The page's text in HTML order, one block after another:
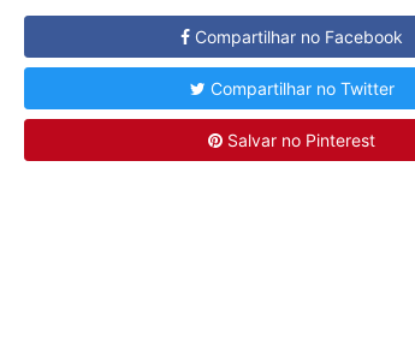
Compartilhar no Facebook
Compartilhar no Twitter
Salvar no Pinterest